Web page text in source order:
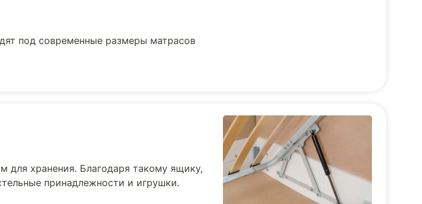
под современные размеры матрасов
хранения. Благодаря такому ящику,
принадлежности и игрушки.